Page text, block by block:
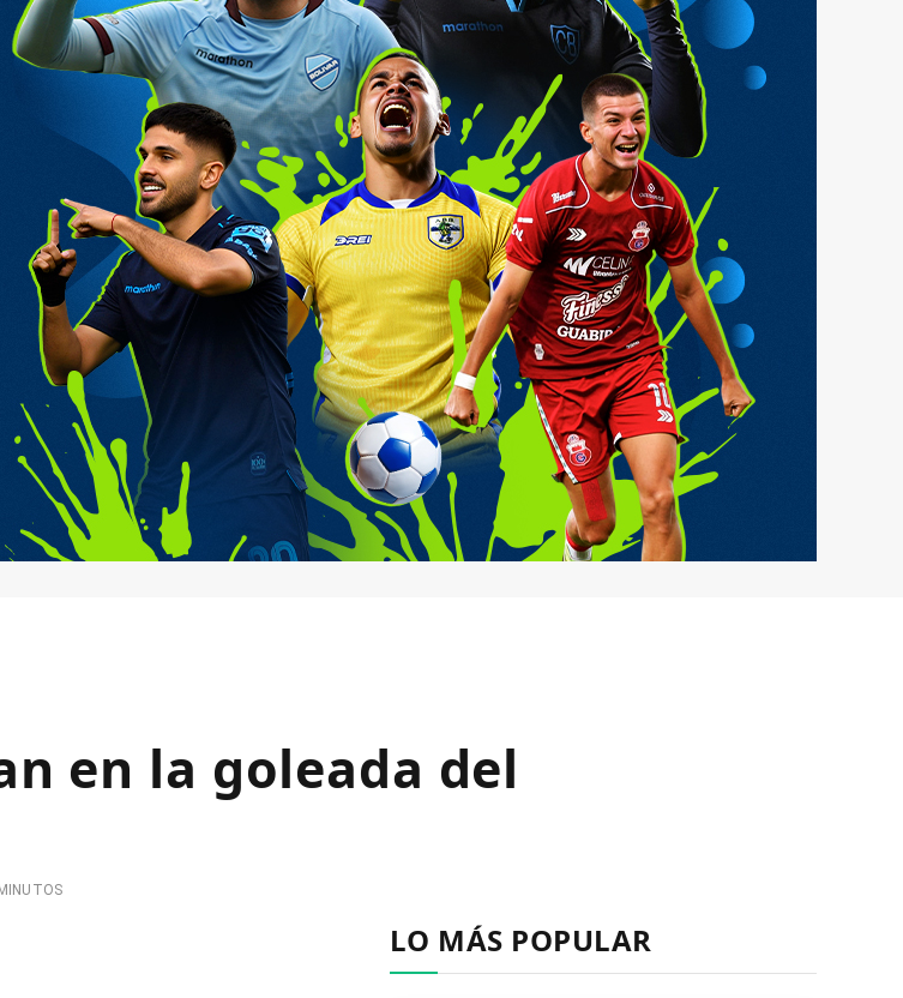
en la goleada del
LO MÁS POPULAR